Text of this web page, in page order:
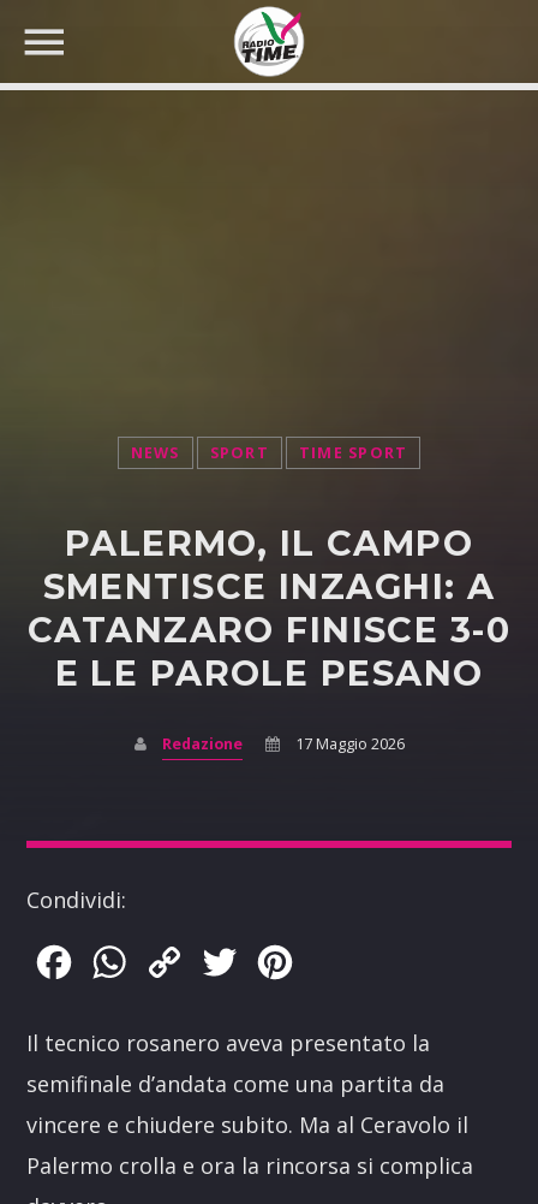
NEWS SPORT TIME SPORT
PALERMO, IL CAMPO
SMENTISCE INZAGHI: A
CATANZARO FINISCE 3-0
E LE PAROLE PESANO
Redazione 17 Maggio 2026
Condividi:
FacebookWhatsApp
Copy
Twitter
Il tecnico rosanero aveva presentato la
semifinale d’andata come una partita da
vincere e chiudere subito. Ma al Ceravolo il
Palermo crolla e ora la rincorsa si complica